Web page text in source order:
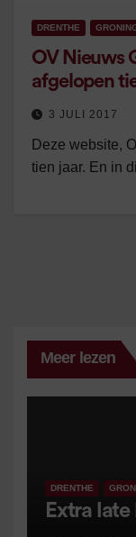
DRENTHE
OV Nieuws
afgelopen
3 JULI 2017
Deze website,
tien jaar. En in
Meer lezen
DRENTHE
Extra